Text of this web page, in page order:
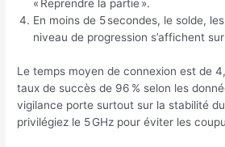
« Reprendre la partie ».
En moins de 5 secondes, le solde,
niveau de progression s’affichent
Le temps moyen de connexion est de
taux de succès de 96 % selon les
vigilance porte surtout sur la stabilité du
privilégiez le 5 GHz pour éviter les